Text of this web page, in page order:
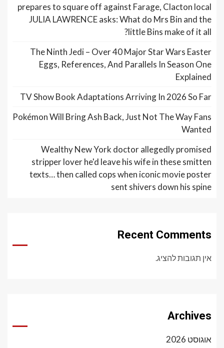
prepares to square off against Farage, Clacton local
JULIA LAWRENCE asks: What do Mrs Bin and the
little Bins make of it all?
The Ninth Jedi – Over 40 Major Star Wars Easter
Eggs, References, And Parallels In Season One
Explained
TV Show Book Adaptations Arriving In 2026 So Far
Pokémon Will Bring Ash Back, Just Not The Way Fans
Wanted
Wealthy New York doctor allegedly promised
stripper lover he'd leave his wife in these smitten
texts… then called cops when iconic movie poster
sent shivers down his spine
Recent Comments
אין תגובות להציג.
Archives
אוגוסט 2026